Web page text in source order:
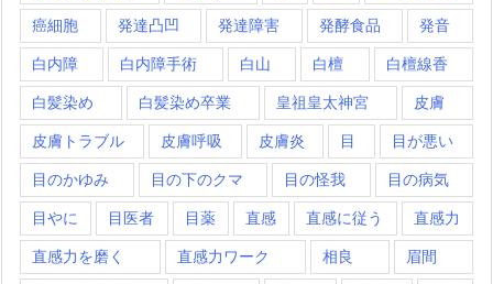
癌細胞 発達凸凹 発達障害 発酵食品 発音
白内障 白内障手術 白山 白檀 白檀線香
白髪染め 白髪染め卒業 皇祖皇太神宮 皮膚
皮膚トラブル 皮膚呼吸 皮膚炎 目 目が悪い
目のかゆみ 目の下のクマ 目の怪我 目の病気
目やに 目医者 目薬 直感 直感に従う 直感力
直感力を磨く 直感力ワーク 相良 眉間